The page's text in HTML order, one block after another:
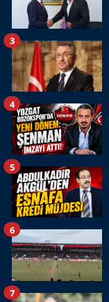
3
4
5
6
7